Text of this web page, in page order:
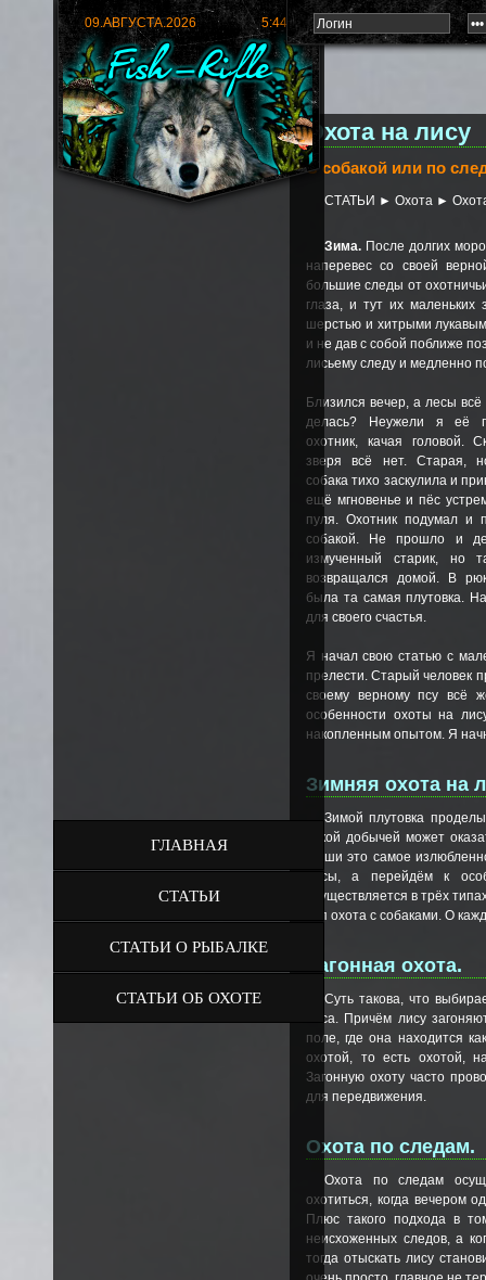
Охота на лису
С собакой или по
СТАТЬИ ► Охота ►
Зима. После долгих
наперевес со своей
большие следы от
глаза, и тут их маленьких
шерстью и хитрыми
и не дав с собой поближе
лисьему следу и медленно
Близился вечер, а лесы
делась? Неужели я её
охотник, качая головой.
зверя всё нет. Старая,
собака тихо заскулила и
ещё мгновенье и пёс
пуля. Охотник подумал и
собакой. Не прошло и
измученный старик, но
возвращался домой. В
была та самая плутовка.
для своего счастья.
Я начал свою статью с
прелести. Старый человек
своему верному псу всё
особенности охоты на
накопленным опытом. Я
Зимняя охота на
Зимой плутовка
Такой добычей может
мыши это самое
лисы, а перейдём к
осуществляется в трёх
тип охота с собаками. О
Загонная охота.
Суть такова, что
лиса. Причём лису
поле, где она находится
охотой, то есть охотой,
Загонную охоту часто
для передвижения.
Охота по следам.
Охота по следам
охотиться, когда вечером
Плюс такого подхода в
неисхоженных следов, а
тогда отыскать лису
09.АВГУСТА.2026 5:44:05
ГЛАВНАЯ
СТАТЬИ
СТАТЬИ О РЫБАЛКЕ
СТАТЬИ ОБ ОХОТЕ